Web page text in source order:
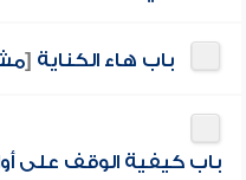
باب هاء الكناية [
باب كيفية الوقف على